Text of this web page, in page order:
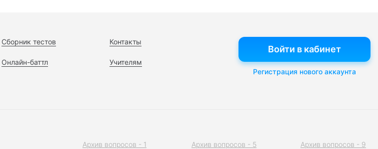
Сборник тестов
Онлайн-баттл
Контакты
Учителям
Войти в кабинет
Регистрация нового аккаунта
Архив вопросов - 1 Архив вопросов - 5 Архив вопросов - 9